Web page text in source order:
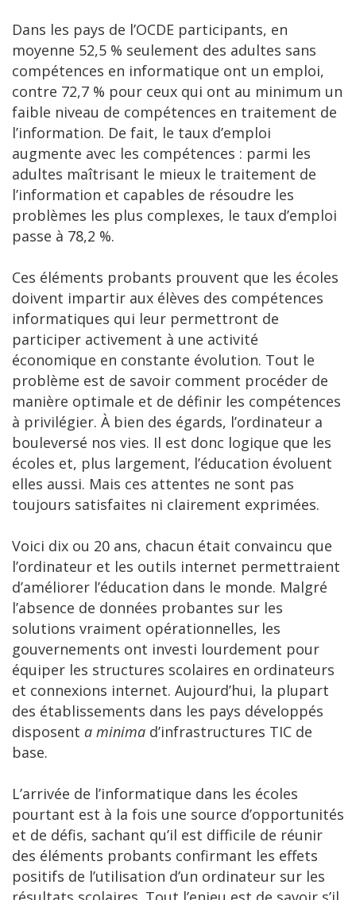
Dans les pays de l’OCDE participants, en
moyenne 52,5 % seulement des adultes sans
compétences en informatique ont un emploi,
contre 72,7 % pour ceux qui ont au minimum un
faible niveau de compétences en traitement de
l’information. De fait, le taux d’emploi
augmente avec les compétences : parmi les
adultes maîtrisant le mieux le traitement de
l’information et capables de résoudre les
problèmes les plus complexes, le taux d’emploi
passe à 78,2 %.
Ces éléments probants prouvent que les écoles
doivent impartir aux élèves des compétences
informatiques qui leur permettront de
participer activement à une activité
économique en constante évolution. Tout le
problème est de savoir comment procéder de
manière optimale et de définir les compétences
à privilégier. À bien des égards, l’ordinateur a
bouleversé nos vies. Il est donc logique que les
écoles et, plus largement, l’éducation évoluent
elles aussi. Mais ces attentes ne sont pas
toujours satisfaites ni clairement exprimées.
Voici dix ou 20 ans, chacun était convaincu que
l’ordinateur et les outils internet permettraient
d’améliorer l’éducation dans le monde. Malgré
l’absence de données probantes sur les
solutions vraiment opérationnelles, les
gouvernements ont investi lourdement pour
équiper les structures scolaires en ordinateurs
et connexions internet. Aujourd’hui, la plupart
des établissements dans les pays développés
disposent a minima d’infrastructures TIC de
base.
L’arrivée de l’informatique dans les écoles
pourtant est à la fois une source d’opportunités
et de défis, sachant qu’il est difficile de réunir
des éléments probants confirmant les effets
positifs de l’utilisation d’un ordinateur sur les